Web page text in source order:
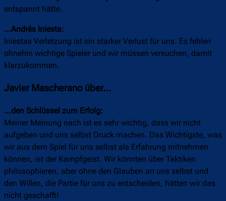
entspannt hätte.
…Andrés Iniesta:
Iniestas Verletzung ist ein starker Verlust für uns. Es fehlen
ohnehin wichtige Spieler und wir müssen versuchen, damit
klarzukommen.
Javier Mascherano über…
…den Schlüssel zum Erfolg:
Meiner Meinung nach ist es sehr wichtig, dass wir nicht
aufgeben und uns selbst Druck machen. Das Wichtigste, was
wir aus dem Spiel für uns selbst als Erfahrung mitnehmen
können, ist der Kampfgeist. Wir könnten über Taktiken
philosophieren, aber ohne den Glauben an uns selbst und
den Willen, die Partie für uns zu entscheiden, hätten wir das
nicht geschafft!